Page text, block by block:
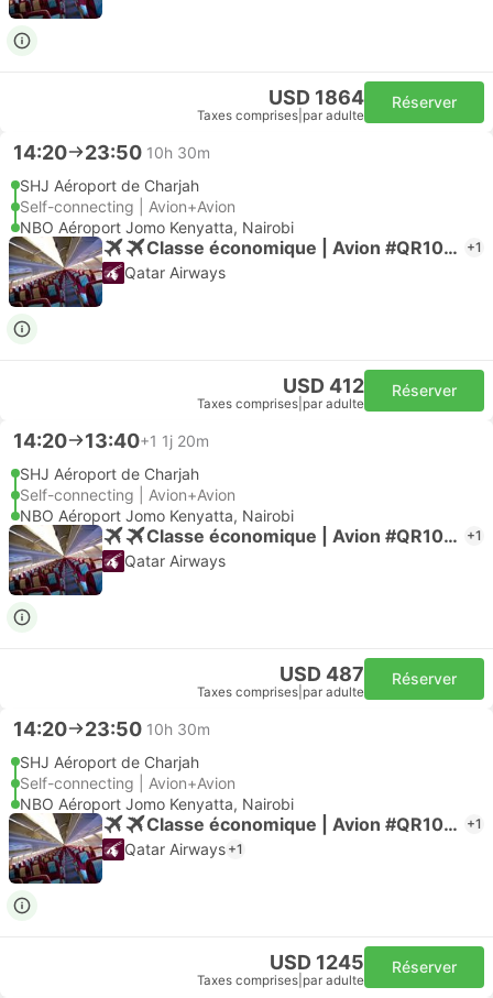
USD 1864
Taxes comprises par adulte
Réserver
14:20 23:50 10h 30m
SHJ Aéroport de Charjah
Self-connecting | Avion+Avion
NBO Aéroport Jomo Kenyatta, Nairobi
Classe économique | Avion #QR1063 +1
Qatar Airways
USD 412
Taxes comprises par adulte
Réserver
14:20 13:40+1 1j 20m
SHJ Aéroport de Charjah
Self-connecting | Avion+Avion
NBO Aéroport Jomo Kenyatta, Nairobi
Classe économique | Avion #QR1063 +1
Qatar Airways
USD 487
Taxes comprises par adulte
Réserver
14:20 23:50 10h 30m
SHJ Aéroport de Charjah
Self-connecting | Avion+Avion
NBO Aéroport Jomo Kenyatta, Nairobi
Classe économique | Avion #QR1063 +1
Qatar Airways +1
USD 1245
Taxes comprises par adulte
Réserver